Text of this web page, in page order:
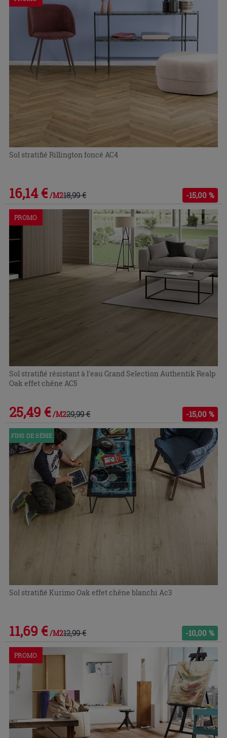
Sol stratifié Rillington foncé AC4
16,14 € /M218,99 € -15,00 %
PROMO
Sol stratifié résistant à l'eau Grand Selection Authentik Realp
Oak effet chêne AC5
25,49 € /M229,99 € -15,00 %
FINS DE SÉRIE
Sol stratifié Kurimo Oak effet chêne blanchi Ac3
11,69 € /M212,99 € -10,00 %
PROMO